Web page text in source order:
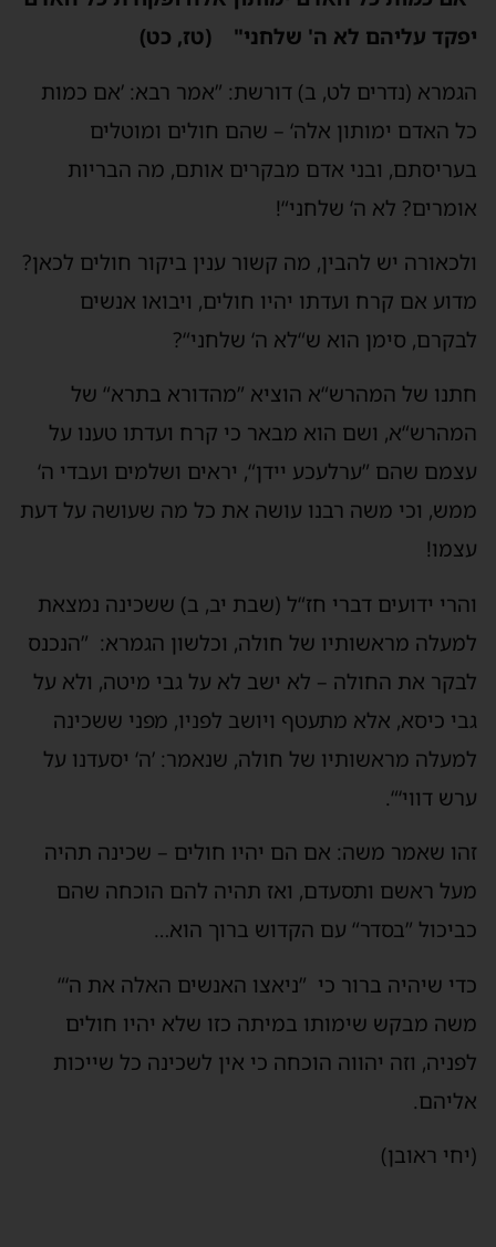
יפקד עליהם לא ה' שלחני" (טז, כט)
הגמרא (נדרים לט, ב) דורשת: ”אמר רבא: ’אם כמות
כל האדם ימותון אלה‘ – שהם חולים ומוטלים
בעריסתם, ובני אדם מבקרים אותם, מה הבריות
אומרים? לא ה‘ שלחני“!
ולכאורה יש להבין, מה קשור ענין ביקור חולים לכאן?
מדוע אם קרח ועדתו יהיו חולים, ויבואו אנשים
לבקרם, סימן הוא ש“לא ה‘ שלחני“?
חתנו של המהרש“א הוציא ”מהדורא בתרא“ של
המהרש“א, ושם הוא מבאר כי קרח ועדתו טענו על
עצמם שהם ”ערלעכע יידן“, יראים ושלמים ועבדי ה‘
ממש, וכי משה רבנו עושה את כל מה שעושה על דעת
עצמו!
והרי ידועים דברי חז“ל (שבת יב, ב) ששכינה נמצאת
למעלה מראשותיו של חולה, וכלשון הגמרא: ”הנכנס
לבקר את החולה – לא ישב לא על גבי מיטה, ולא על
גבי כיסא, אלא מתעטף ויושב לפניו, מפני ששכינה
למעלה מראשותיו של חולה, שנאמר: ’ה‘ יסעדנו על
ערש דווי‘“.
זהו שאמר משה: אם הם יהיו חולים – שכינה תהיה
מעל ראשם ותסעדם, ואז תהיה להם הוכחה שהם
כביכול ”בסדר“ עם הקדוש ברוך הוא…
כדי שיהיה ברור כי ”ניאצו האנשים האלה את ה‘“
משה מבקש שימותו במיתה כזו שלא יהיו חולים
לפניה, וזה יהווה הוכחה כי אין לשכינה כל שייכות
אליהם.
(יחי ראובן)